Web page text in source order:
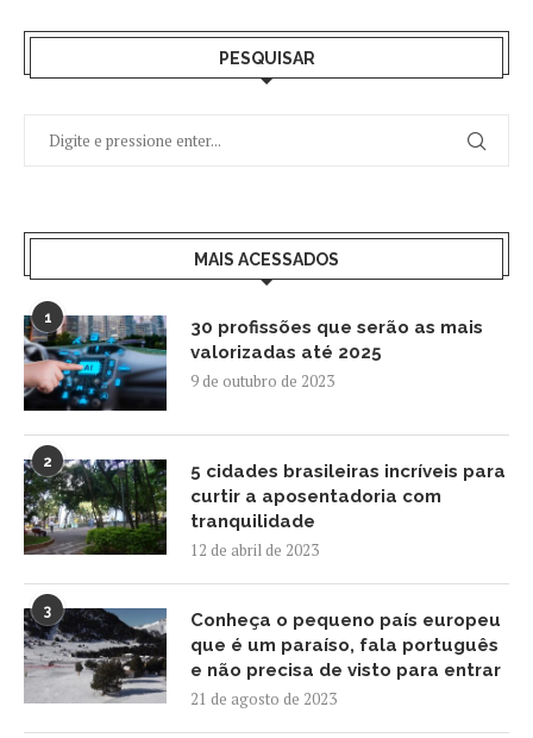
PESQUISAR
MAIS ACESSADOS
1
30 profissões que serão as mais
valorizadas até 2025
9 de outubro de 2023
2
5 cidades brasileiras incríveis para
curtir a aposentadoria com
tranquilidade
12 de abril de 2023
3
Conheça o pequeno país europeu
que é um paraíso, fala português
e não precisa de visto para entrar
21 de agosto de 2023